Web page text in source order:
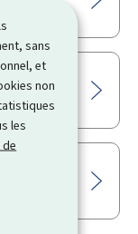
sans
et
non
les